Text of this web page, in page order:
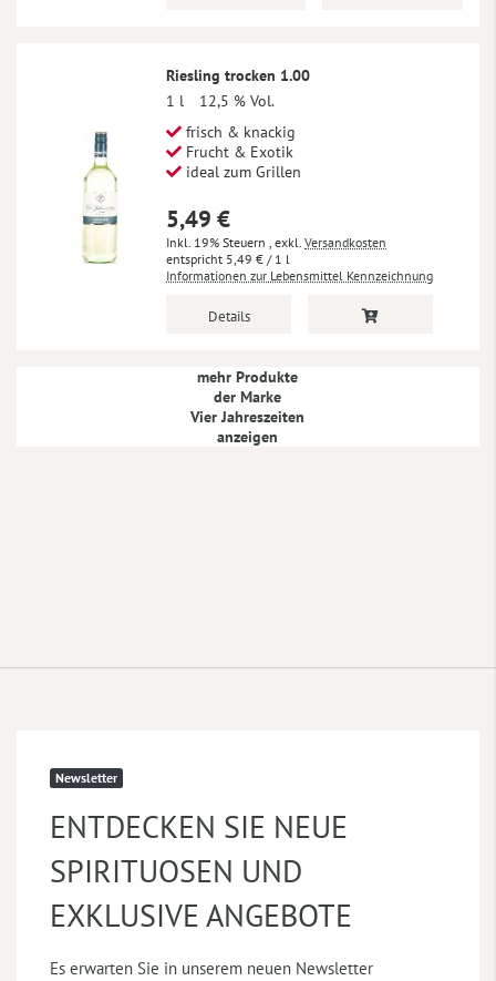
Riesling trocken 1.00
1 l
12,5 % Vol.
frisch & knackig
Frucht & Exotik
ideal zum Grillen
5,49 €
Inkl. 19% Steuern , exkl. Versandkosten
5,49 € / 1 l
Informationen zur Lebensmittel Kennzeichnung
Details
mehr Produkte
der Marke
Vier Jahreszeiten
anzeigen
Newsletter
ENTDECKEN SIE NEUE
SPIRITUOSEN UND
EXKLUSIVE ANGEBOTE
Es erwarten Sie in unserem neuen Newsletter